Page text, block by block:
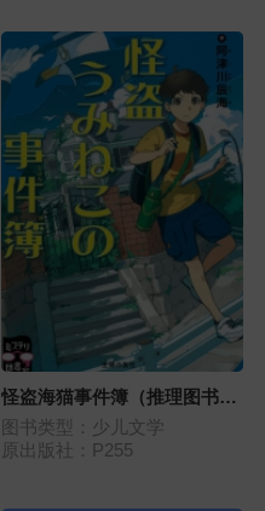
怪盗海猫事件簿（推理图书
室）
图书类型：少儿文学
原出版社：P255